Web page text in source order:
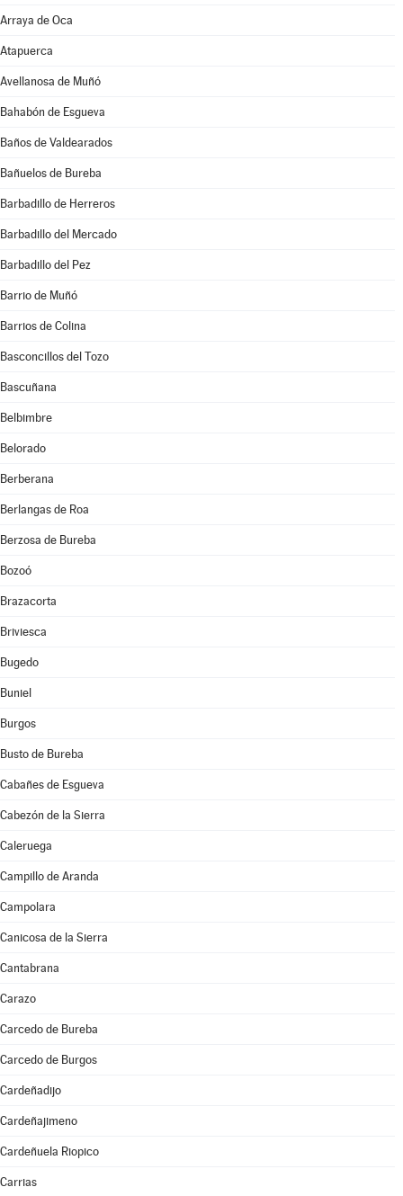
Arraya de Oca
Atapuerca
Avellanosa de Muñó
Bahabón de Esgueva
Baños de Valdearados
Bañuelos de Bureba
Barbadillo de Herreros
Barbadillo del Mercado
Barbadillo del Pez
Barrio de Muñó
Barrios de Colina
Basconcillos del Tozo
Bascuñana
Belbimbre
Belorado
Berberana
Berlangas de Roa
Berzosa de Bureba
Bozoó
Brazacorta
Briviesca
Bugedo
Buniel
Burgos
Busto de Bureba
Cabañes de Esgueva
Cabezón de la Sierra
Caleruega
Campillo de Aranda
Campolara
Canicosa de la Sierra
Cantabrana
Carazo
Carcedo de Bureba
Carcedo de Burgos
Cardeñadijo
Cardeñajimeno
Cardeñuela Riopico
Carrias